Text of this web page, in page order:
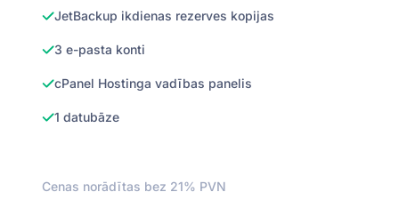
JetBackup ikdienas rezerves kopijas
3 e-pasta konti
cPanel Hostinga vadības panelis
1 datubāze
Cenas norādītas bez 21% PVN